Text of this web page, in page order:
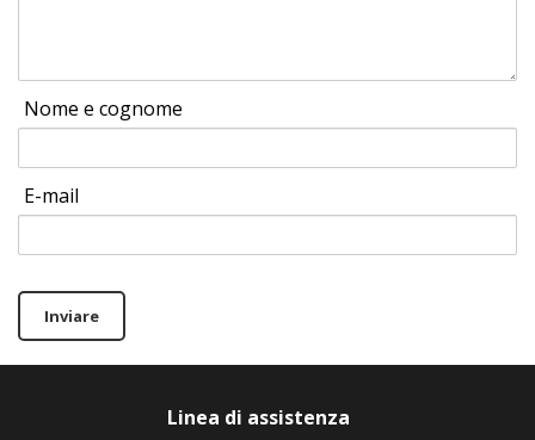
Nome e cognome
E-mail
Inviare
Linea di assistenza